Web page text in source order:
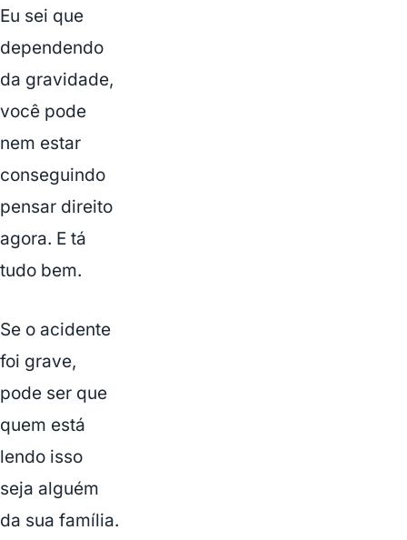
Eu sei que
dependendo
da gravidade,
você pode
nem estar
conseguindo
pensar direito
agora. E tá
tudo bem.
Se o acidente
foi grave,
pode ser que
quem está
lendo isso
seja alguém
da sua família.